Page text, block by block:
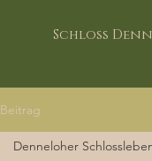
Schloss
Beitrag
Denneloher